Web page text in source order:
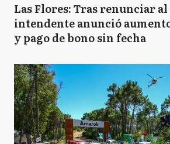
Las Flores: Tras renunciar al
intendente anunció
y pago de bono sin fecha